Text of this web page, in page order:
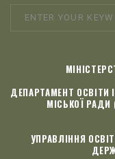
ДЕПАРТАМЕНТ ОСВІТИ
МІСЬКОЇ РАДИ
УПРАВЛІННЯ